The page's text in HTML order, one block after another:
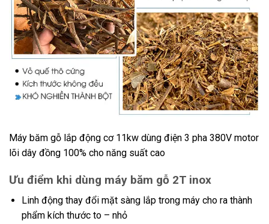
Máy băm gỗ lắp động cơ 11kw dùng điện 3 pha 380V motor
lõi dây đồng 100% cho năng suất cao
Ưu điểm khi dùng máy băm gỗ 2T inox
Linh động thay đổi mặt sàng lắp trong máy cho ra thành
phẩm kích thước to – nhỏ